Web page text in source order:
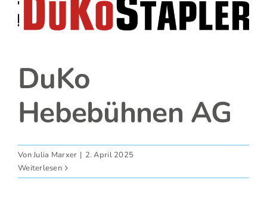
Fotos
DuKo
Hebebühnen AG
VonJulia Marxer | 2. April 2025
Weiterlesen